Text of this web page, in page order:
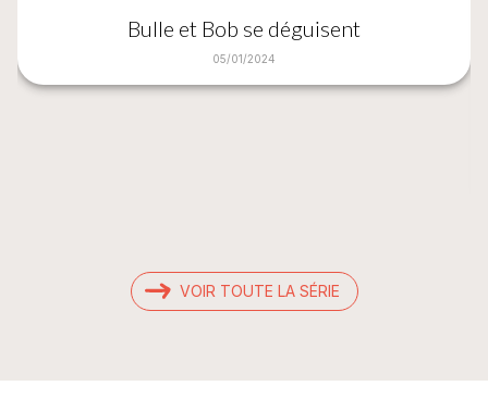
Bulle et Bob se déguisent
05/01/2024
VOIR TOUTE LA SÉRIE